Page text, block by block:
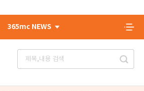
365mc NEWS